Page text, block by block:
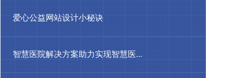
爱心公益网站设计小秘诀
智慧医院解决方案助力实现智慧医...